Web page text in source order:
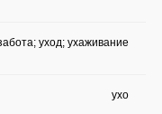
уход; ухаживание
ухо